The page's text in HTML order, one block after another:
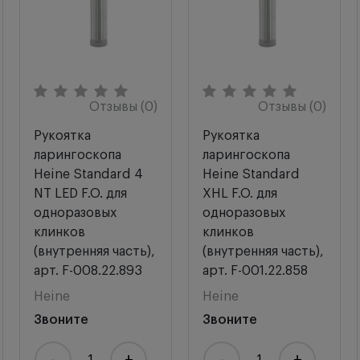
Отзывы (0)
Рукоятка
ларингоскопа
Heine Standard 4
NT LED F.O. для
одноразовых
клинков
(внутренняя часть),
арт. F-008.22.893
Heine
Звоните
Отзывы (0)
Рукоятка
ларингоскопа
Heine Standard
XHL F.O. для
одноразовых
клинков
(внутренняя часть),
арт. F-001.22.858
Heine
Звоните